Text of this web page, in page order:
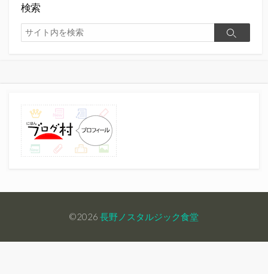
検索
検
索
検
©2026 長野ノスタルジック食堂